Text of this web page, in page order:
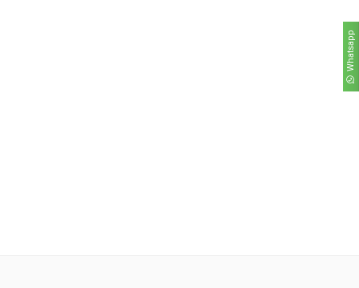
Whatsapp